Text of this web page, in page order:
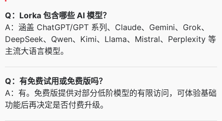
Q：Lorka 包含哪些 AI 模型？
A：涵盖 ChatGPT/GPT 系列、Claude、Gemini、Grok、
DeepSeek、Qwen、Kimi、Llama、Mistral、Perplexity 等
主流大语言模型。
Q：有免费试用或免费版吗？
A：有。免费版提供对部分低阶模型的有限访问，可体验基础
功能后再决定是否付费升级。